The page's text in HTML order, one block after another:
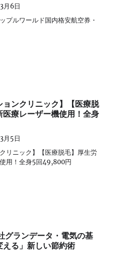
月6日
プルワールド国内格安航空券・
ョンクリニック】【医療脱
療レーザー機使用！全身
月5日
リニック】【医療脱毛】厚生労
用！全身5回49,800円
グランデータ・電気の基
る」新しい節約術